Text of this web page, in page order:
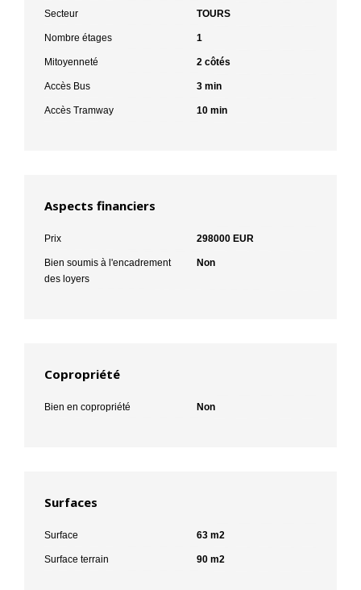
Secteur TOURS
Nombre étages 1
Mitoyenneté 2 côtés
Accès Bus 3 min
Accès Tramway 10 min
Aspects financiers
Prix 298000 EUR
Bien soumis à l'encadrement
des loyers
Non
Copropriété
Bien en copropriété Non
Surfaces
Surface 63 m2
Surface terrain 90 m2